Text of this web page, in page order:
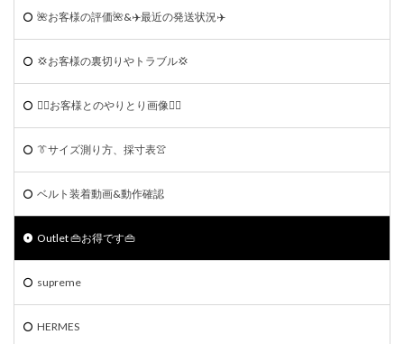
🌺お客様の評価🌺&✈️最近の発送状況✈️
💢お客様の裏切りやトラブル💢
🙆‍♀️お客様とのやりとり画像🙆‍♂️
👔サイズ測り方、採寸表👚
ベルト装着動画&動作確認
Outlet 👜お得です👜
supreme
HERMES